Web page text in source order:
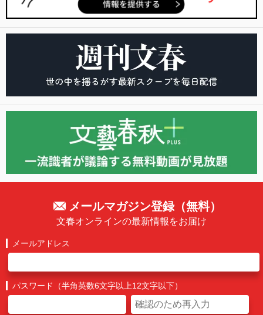
メールマガジン登録（無料）
文春オンラインの最新情報をお届け
メールアドレス
パスワード（半角英数6文字以上12文字以下）